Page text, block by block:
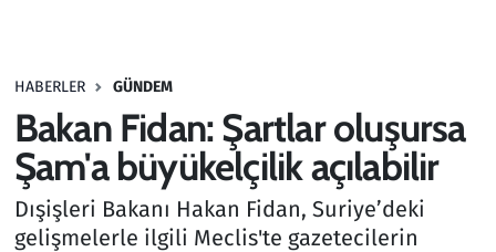
HABERLER GÜNDEM
Bakan Fidan: Şartlar oluşursa
Şam'a büyükelçilik açılabilir
Dışişleri Bakanı Hakan Fidan, Suriye’deki
gelişmelerle ilgili Meclis'te gazetecilerin
Haber
Kültür Sanat
Kurumsal Haberler